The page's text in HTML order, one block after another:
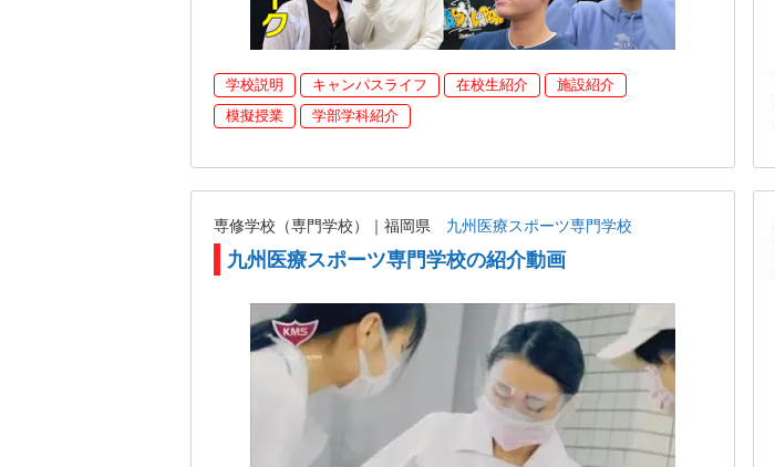
学校説明 キャンパスライフ 在校生紹介
施設紹介
模擬授業
学部学科紹介
専修学校（専門学校）｜福岡県 九州医療スポーツ専門学校
九州医療スポーツ専門学校の紹介動画